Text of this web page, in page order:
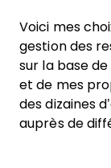
Voici mes
gestion des
sur la base
et de mes
des dizaines
auprès de